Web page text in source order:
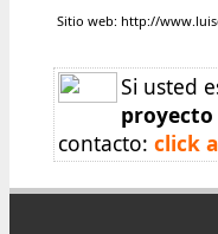
Sitio web: http://
Si usted
proyecto
contacto: click